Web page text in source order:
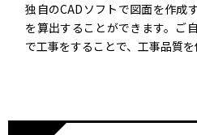
独自のCADソフトで図面を作成
を算出することができます。ご
で工事をすることで、工事品質を